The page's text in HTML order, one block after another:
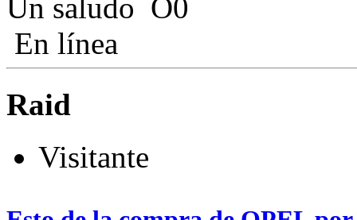
Un saludo
En línea
Raid
Visitante